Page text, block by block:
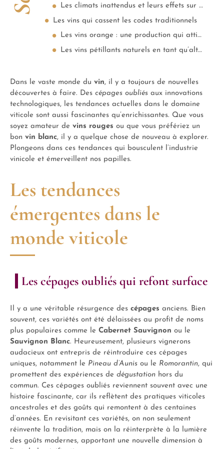
Les climats inattendus et leurs effets sur le goût
Les vins qui cassent les codes traditionnels
Les vins orange : une production qui attire l’attention
Les vins pétillants naturels en tant qu’alternative au champagne
Dans le vaste monde du vin, il y a toujours de nouvelles
découvertes à faire. Des cépages oubliés aux innovations
technologiques, les tendances actuelles dans le domaine
viticole sont aussi fascinantes qu’enrichissantes. Que vous
soyez amateur de vins rouges ou que vous préfériez un
bon vin blanc, il y a quelque chose de nouveau à explorer.
Plongeons dans ces tendances qui bousculent l’industrie
vinicole et émerveillent nos papilles.
Les tendances
émergentes dans le
monde viticole
Les cépages oubliés qui refont surface
Il y a une véritable résurgence des cépages anciens. Bien
souvent, ces variétés ont été délaissées au profit de noms
plus populaires comme le Cabernet Sauvignon ou le
Sauvignon Blanc. Heureusement, plusieurs vignerons
audacieux ont entrepris de réintroduire ces cépages
uniques, notamment le Pineau d’Aunis ou le Romorantin, qui
promettent des expériences de dégustation hors du
commun. Ces cépages oubliés reviennent souvent avec une
histoire fascinante, car ils reflètent des pratiques viticoles
ancestrales et des goûts qui remontent à des centaines
d’années. En revisitant ces variétés, on non seulement
réinvente la tradition, mais on la réinterprète à la lumière
des goûts modernes, apportant une nouvelle dimension à